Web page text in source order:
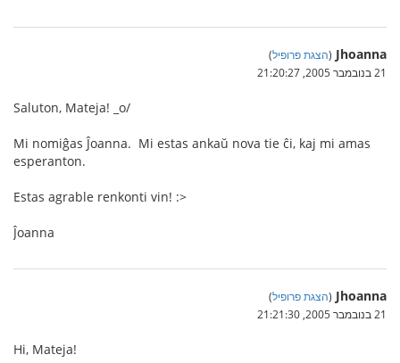
Jhoanna
(הצגת פרופיל)
21 בנובמבר 2005, 21:20:27
Saluton, Mateja! _o/
Mi nomiĝas Ĵoanna. Mi estas ankaŭ nova tie ĉi, kaj mi amas
esperanton.
Estas agrable renkonti vin! :>
Ĵoanna
Jhoanna
(הצגת פרופיל)
21 בנובמבר 2005, 21:21:30
Hi, Mateja!